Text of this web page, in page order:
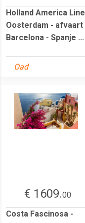
Holland America Line
Oosterdam - afvaart
Barcelona - Spanje ...
Oad
€ 1609.00
Costa Fascinosa -